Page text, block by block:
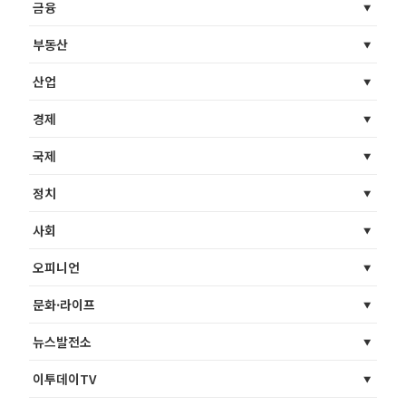
금융
부동산
산업
경제
국제
정치
사회
오피니언
문화·라이프
뉴스발전소
이투데이TV